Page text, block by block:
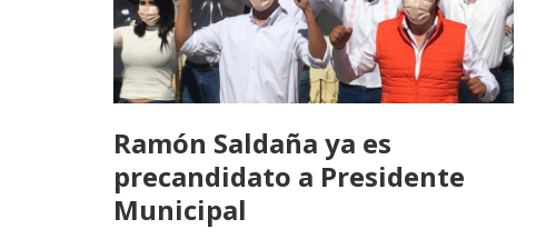
Ramón Saldaña ya es
precandidato a Presidente
Municipal